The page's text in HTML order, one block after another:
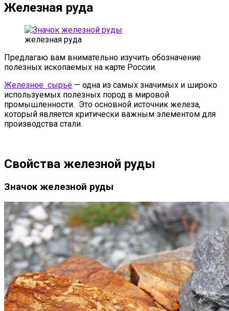
Железная руда
железная руда
Предлагаю вам внимательно изучить обозначение
полезных ископаемых на карте России.
Железное сырьё — одна из самых значимых и широко
используемых полезных пород в мировой
промышленности. Это основной источник железа,
который является критически важным элементом для
производства стали.
Свойства железной руды
Значок железной руды